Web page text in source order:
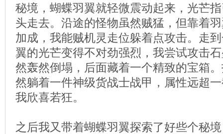
秘境，蝴蝶羽翼就轻微震动起来，光芒
头走去。沿途的怪物虽然贼猛，但靠着
加成，我能贼机灵走位躲着点攻击。走
翼的光芒变得不对劲强烈，我尝试攻击
然轰然倒塌，后面藏着一个精致的宝箱
然躺着一件神级货战士战甲，属性远超
我欣喜若狂。
之后我又带着蝴蝶羽翼探索了好些个秘